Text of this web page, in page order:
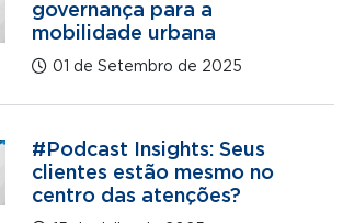
governança para a
mobilidade urbana
01 de Setembro de 2025
#Podcast Insights: Seus
clientes estão mesmo no
centro das atenções?